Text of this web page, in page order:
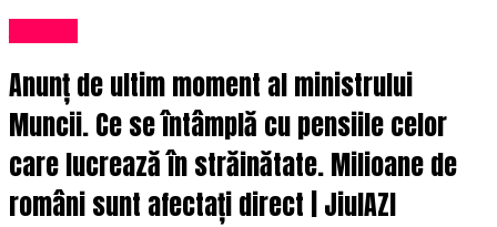
Anunț de ultim moment al ministrului
Muncii. Ce se întâmplă cu pensiile celor
care lucrează în străinătate. Milioane de
români sunt afectați direct | JiulAZI